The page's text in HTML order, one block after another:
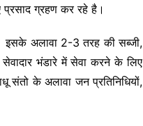
प्रसाद ग्रहण कर रहे है।
इसके अलावा 2-3 तरह की सब्जी,
भंडारे में सेवा करने के लिए
के अलावा जन प्रतिनिधियों,